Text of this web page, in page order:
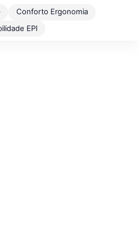
Conforto Ergonomia
EPI